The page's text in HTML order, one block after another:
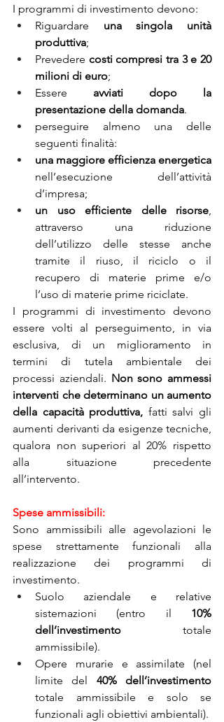
I programmi di investimento devono:
Riguardare una singola unità
produttiva;
Prevedere costi compresi tra 3 e 20
milioni di euro;
Essere avviati dopo la
presentazione della domanda.
perseguire almeno una delle
seguenti finalità:
nell’esecuzione dell’attività
d’impresa;
un uso efficiente delle risorse,
attraverso una riduzione
dell’utilizzo delle stesse anche
tramite il riuso, il riciclo o il
recupero di materie prime e/o
l’uso di materie prime riciclate.
I programmi di investimento devono
essere volti al perseguimento, in via
esclusiva, di un miglioramento in
termini di tutela ambientale dei
processi aziendali. Non sono ammessi
interventi che determinano un aumento
della capacità produttiva, fatti salvi gli
aumenti derivanti da esigenze tecniche,
qualora non superiori al 20% rispetto
alla situazione precedente
all’intervento.
Spese ammissibili:
Sono ammissibili alle agevolazioni le
spese strettamente funzionali alla
realizzazione dei programmi di
investimento.
Suolo aziendale e relative
sistemazioni (entro il 10%
dell’investimento totale
ammissibile).
Opere murarie e assimilate (nel
limite del
totale ammissibile e solo se
funzionali agli obiettivi ambientali).